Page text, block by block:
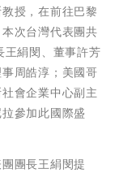
授，在前往巴黎
次台灣代表團共
絹閔、董事許芳
周皓淳；美國哥
會企業中心副主
參加此國際盛
團長王絹閔提